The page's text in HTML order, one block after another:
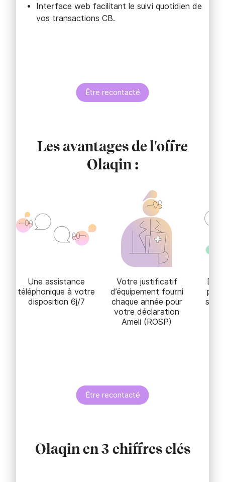
Interface web facilitant le suivi quotidien de
vos transactions CB.
Être recontacté
Les avantages de l'offre
Olaqin :
Une assistance
téléphonique à votre
disposition 6j/7
Votre justificatif
d’équipement fourni
chaque année pour
votre déclaration
Ameli (ROSP)
Des
Être recontacté
Olaqin en 3 chiffres clés